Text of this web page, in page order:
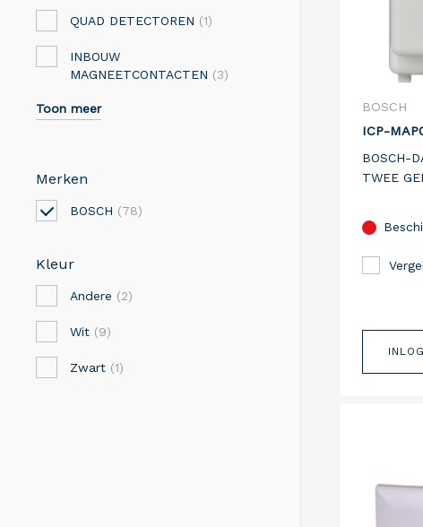
QUAD DETECTOREN (1)
INBOUW
MAGNEETCONTACTEN (3)
Toon meer
Merken
BOSCH (78)
Kleur
Andere (2)
Wit (9)
Zwart (1)
BOSCH
ICP-
BOSCH-
TWEE